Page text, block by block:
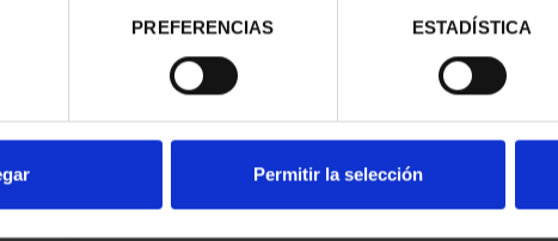
PREFERENCIAS ESTADÍSTICA
Permitir la selección